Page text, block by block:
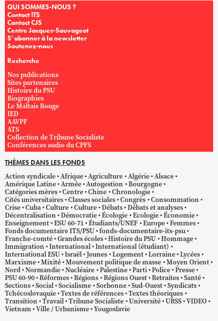
QUI SOMMES-NOUS ?
Contact ITS
Contact CJS
Centre Jacques-Sauvageot
S’abonner à la newsletter
Soutenez-nous
Recherche
Nos publications
Sites partenaires
Histoire du PSU
Biographies
Le Maltais Rouge
IED
AAVPF
ATS
Collection de Tribune Socialiste
Conférences audio du CPFS
THÈMES DANS LES FONDS
Action syndicale Afrique Agriculture Algérie Alsace
Amérique Latine Armée Autogestion
Bourgogne
Catégories mères Centre Chine Chronologie
Cités universitaires Classes sociales Congrès Consommation
Crise Cuba Culture Culture Débats Débats et analyses
Décentralisation Démocratie Écologie Ecologie Économie
Enseignement ESU 60-71 Étudiants/UNEF Europe Femmes
Fonds documentaire ITS/PSU fonds-documentaire-its-psu
Franche-comté Grandes écoles Histoire du PSU Hommage
Immigration International International (étudiant)
International ESU Israël Jeunes Logement Lorraine Lycées
Marxisme Mixité Mouvement politique de masse Moyen Orient
Nord Normandie Nucléaire Palestine Parti Police Presse
PSU 60-90 Réformes Régions Régions Ouest Retraites Santé
Sections Social Socialisme Sorbonne Sud-Ouest Syndicats
Tchécoslovaquie Textes de références Textes théoriques
Transition Travail Tribune Socialiste Université URSS VIDEO
Vietnam Ville / Urbanisme Yougoslavie